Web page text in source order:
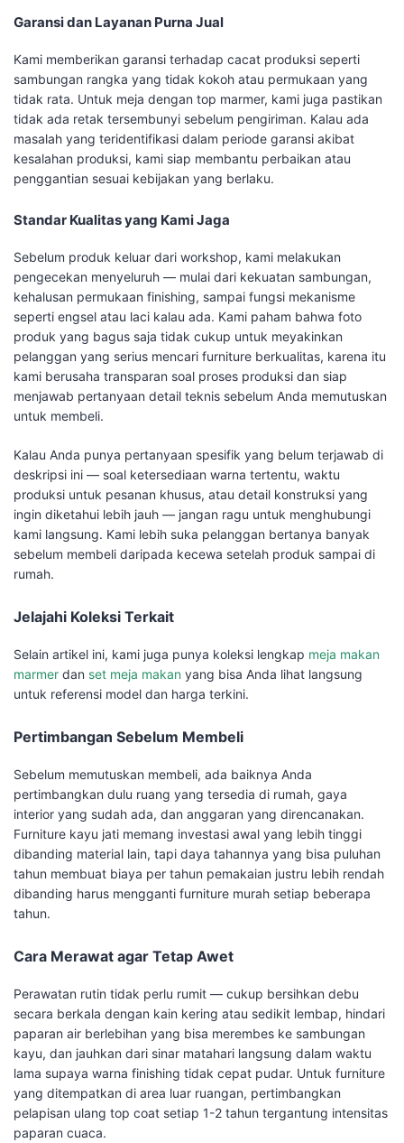
Garansi dan Layanan Purna Jual
Kami memberikan garansi terhadap cacat produksi seperti
sambungan rangka yang tidak kokoh atau permukaan yang
tidak rata. Untuk meja dengan top marmer, kami juga pastikan
tidak ada retak tersembunyi sebelum pengiriman. Kalau ada
masalah yang teridentifikasi dalam periode garansi akibat
kesalahan produksi, kami siap membantu perbaikan atau
penggantian sesuai kebijakan yang berlaku.
Standar Kualitas yang Kami Jaga
Sebelum produk keluar dari workshop, kami melakukan
pengecekan menyeluruh — mulai dari kekuatan sambungan,
kehalusan permukaan finishing, sampai fungsi mekanisme
seperti engsel atau laci kalau ada. Kami paham bahwa foto
produk yang bagus saja tidak cukup untuk meyakinkan
pelanggan yang serius mencari furniture berkualitas, karena itu
kami berusaha transparan soal proses produksi dan siap
menjawab pertanyaan detail teknis sebelum Anda memutuskan
untuk membeli.
Kalau Anda punya pertanyaan spesifik yang belum terjawab di
deskripsi ini — soal ketersediaan warna tertentu, waktu
produksi untuk pesanan khusus, atau detail konstruksi yang
ingin diketahui lebih jauh — jangan ragu untuk menghubungi
kami langsung. Kami lebih suka pelanggan bertanya banyak
sebelum membeli daripada kecewa setelah produk sampai di
rumah.
Jelajahi Koleksi Terkait
Selain artikel ini, kami juga punya koleksi lengkap meja makan
marmer dan set meja makan yang bisa Anda lihat langsung
untuk referensi model dan harga terkini.
Pertimbangan Sebelum Membeli
Sebelum memutuskan membeli, ada baiknya Anda
pertimbangkan dulu ruang yang tersedia di rumah, gaya
interior yang sudah ada, dan anggaran yang direncanakan.
Furniture kayu jati memang investasi awal yang lebih tinggi
dibanding material lain, tapi daya tahannya yang bisa puluhan
tahun membuat biaya per tahun pemakaian justru lebih rendah
dibanding harus mengganti furniture murah setiap beberapa
tahun.
Cara Merawat agar Tetap Awet
Perawatan rutin tidak perlu rumit — cukup bersihkan debu
secara berkala dengan kain kering atau sedikit lembap, hindari
paparan air berlebihan yang bisa merembes ke sambungan
kayu, dan jauhkan dari sinar matahari langsung dalam waktu
lama supaya warna finishing tidak cepat pudar. Untuk furniture
yang ditempatkan di area luar ruangan, pertimbangkan
pelapisan ulang top coat setiap 1-2 tahun tergantung intensitas
paparan cuaca.